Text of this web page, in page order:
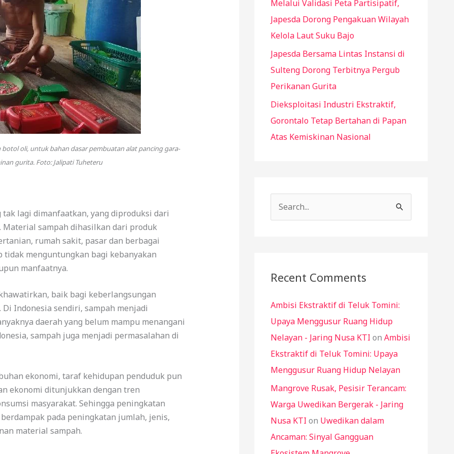
oli, untuk bahan dasar pembuatan alat pancing gara-
gurita. Foto: Jalipati Tuheteru
lagi dimanfaatkan, yang diproduksi dari
sampah dihasilkan dari produk
rumah sakit, pasar dan berbagai
tidak menguntungkan bagi kebanyakan
manfaatnya.
baik bagi keberlangsungan
Indonesia sendiri, sampah menjadi
daerah yang belum mampu menangani
sampah juga menjadi permasalahan di
ekonomi, taraf kehidupan penduduk pun
ekonomi ditunjukkan dengan tren
masyarakat. Sehingga peningkatan
pada peningkatan jumlah, jenis,
material sampah.
Melalui Validasi Peta Partisipatif,
Japesda Dorong Pengakuan Wilayah
Kelola Laut Suku Bajo
Japesda Bersama Lintas Instansi di
Sulteng Dorong Terbitnya Pergub
Perikanan Gurita
Dieksploitasi Industri Ekstraktif,
Gorontalo Tetap Bertahan di Papan
Atas Kemiskinan Nasional
c
f
o
r
:
Recent Comments
Ambisi Ekstraktif di Teluk Tomini:
Upaya Menggusur Ruang Hidup
Nelayan - Jaring Nusa KTI on Ambisi
Ekstraktif di Teluk Tomini: Upaya
Menggusur Ruang Hidup Nelayan
Mangrove Rusak, Pesisir Terancam:
Warga Uwedikan Bergerak - Jaring
Nusa KTI on Uwedikan dalam
Ancaman: Sinyal Gangguan